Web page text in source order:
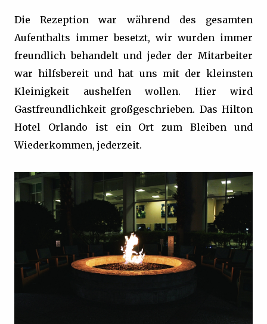
Die Rezeption war während des gesamten
Aufenthalts immer besetzt, wir wurden immer
freundlich behandelt und jeder der Mitarbeiter
war hilfsbereit und hat uns mit der kleinsten
Kleinigkeit aushelfen wollen. Hier wird
Gastfreundlichkeit großgeschrieben. Das Hilton
Hotel Orlando ist ein Ort zum Bleiben und
Wiederkommen, jederzeit.